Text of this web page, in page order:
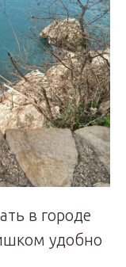
в городе
удобно